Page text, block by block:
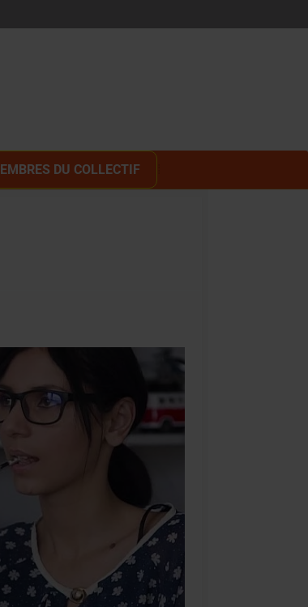
DU COLLECTIF